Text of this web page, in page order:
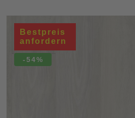
Bestpreis
anfordern
-54%